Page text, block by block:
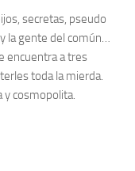
secretas, pseudo
la gente del común…
encuentra a tres
toda la mierda.
y cosmopolita.